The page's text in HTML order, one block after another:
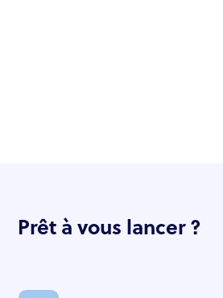
Prêt à vous lancer ?